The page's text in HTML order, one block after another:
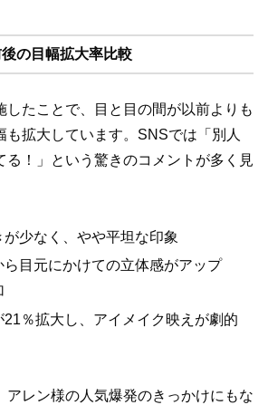
の目幅拡大率比較
したことで、目と目の間が以前よりも
も拡大しています。SNSでは「別人
る！」という驚きのコメントが多く見
が少なく、やや平坦な印象
ら目元にかけての立体感がアップ
21％拡大し、アイメイク映えが劇的
アレン様の人気爆発のきっかけにもな